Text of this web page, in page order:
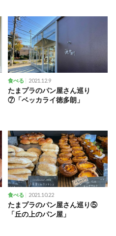
食べる 2021.12.9
たまプラのパン屋さん巡り
⑦「ベッカライ徳多朗」
食べる 2021.10.22
たまプラのパン屋さん巡り⑤
「丘の上のパン屋」